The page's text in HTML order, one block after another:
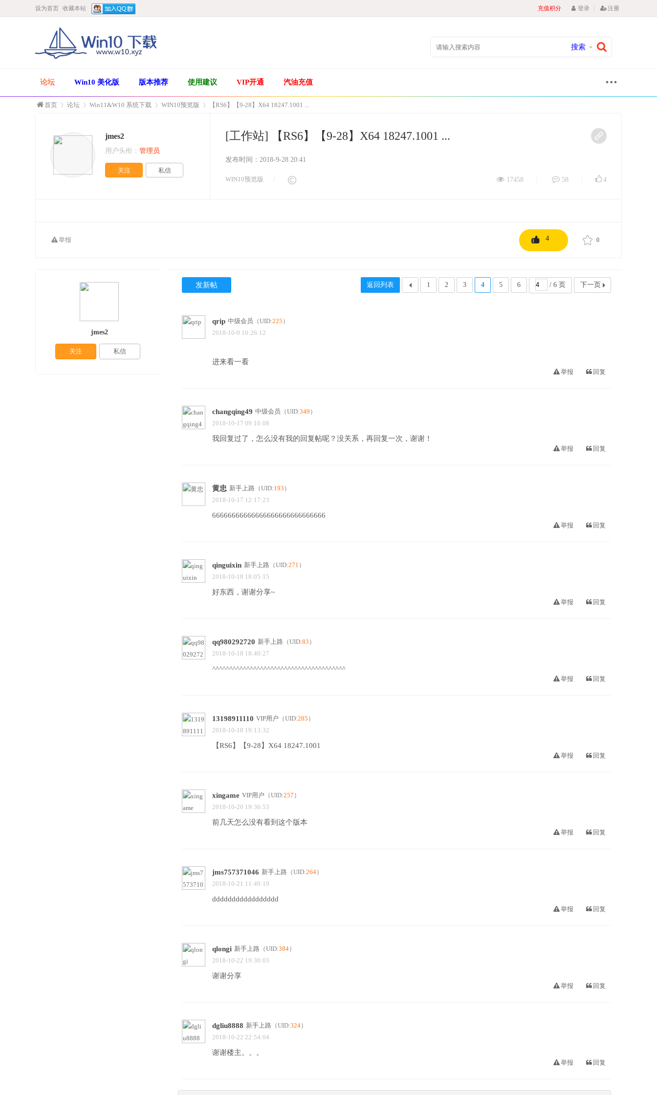
设为首页 收藏本站 充值积分 登录 | 注册
搜索
论坛 Win10 美化版 版本推荐 使用建议 VIP开通 汽油充值
首页
»
论坛 Win11&W10 系统下载
›
WIN10预览版 【RS6】【9-28】X64 18247.1001 ...
[工作站] 【RS6】【9-28】X64 18247.1001 ...
发布时间： 2018-9-28 20:41
WIN10预览版 / 17458 58 4
jmes2
用户头衔： 管理员
关注 私信
举报 0
4
发新帖 1 2 3 4 5 6 / 6 页 下一页
返回列表
qrip 中级会员 （UID:225 ）
2018-10-9 10:26:12
进来看一看
举报 回复
changqing49 中级会员 （UID:349 ）
2018-10-17 09:16:08
我回复过了，怎么没有我的回复帖呢？没关系，再回复一次，谢谢！
举报 回复
黄忠 新手上路 （UID:193 ）
2018-10-17 12:17:23
66666666666666666666666666666
举报 回复
qinguixin 新手上路 （UID:271 ）
2018-10-18 18:05:15
好东西，谢谢分享~
举报 回复
qq980292720 新手上路 （UID:83 ）
2018-10-18 18:49:27
^^^^^^^^^^^^^^^^^^^^^^^^^^^^^^^^^^^^^^^
举报 回复
13198911110 VIP用户 （UID:285 ）
2018-10-18 19:13:32
【RS6】【9-28】X64 18247.1001
举报 回复
xingame VIP用户 （UID:257 ）
2018-10-20 19:36:53
前几天怎么没有看到这个版本
举报 回复
jms757371046 新手上路 （UID:264）
2018-10-21 11:49:19
ddddddddddddddddd
举报 回复
qlongi 新手上路 （UID:384）
2018-10-22 19:30:03
谢谢分享
举报 回复
dgliu8888 新手上路 （UID:324）
2018-10-22 22:54:04
谢谢楼主。。。
举报 回复
jmes2
关注 私信